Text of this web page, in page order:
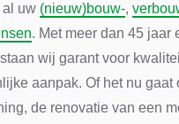
al uw (nieuw)bouw-,
. Met meer dan 45 jaar
wij garant voor
aanpak. Of het nu gaat
de renovatie van een